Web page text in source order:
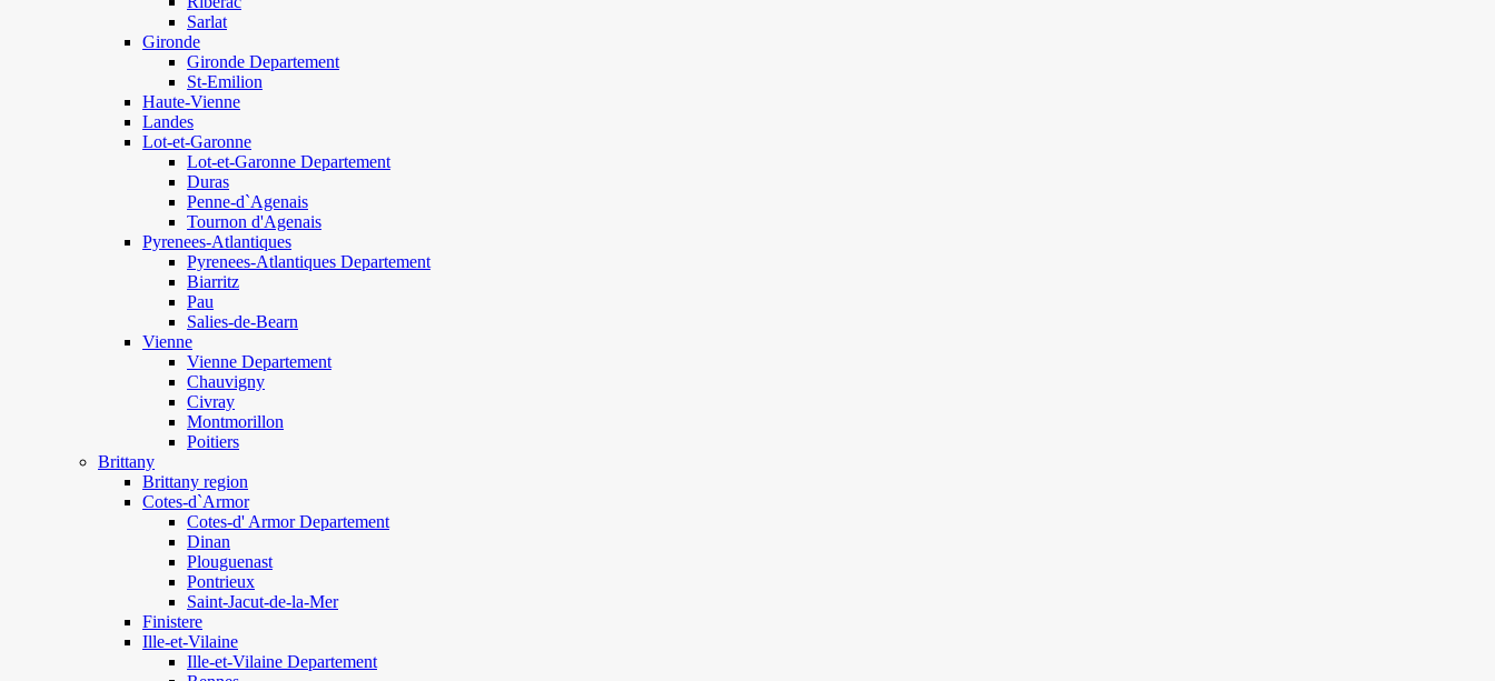
Sarlat
Gironde
Gironde Departement
St-Emilion
Haute-Vienne
Landes
Lot-et-Garonne
Lot-et-Garonne Departement
Duras
Penne-d`Agenais
Tournon d'Agenais
Pyrenees-Atlantiques
Pyrenees-Atlantiques Departement
Biarritz
Pau
Salies-de-Bearn
Vienne
Vienne Departement
Chauvigny
Civray
Montmorillon
Poitiers
Brittany
Brittany region
Cotes-d`Armor
Cotes-d' Armor Departement
Dinan
Plouguenast
Pontrieux
Saint-Jacut-de-la-Mer
Finistere
Ille-et-Vilaine
Ille-et-Vilaine Departement